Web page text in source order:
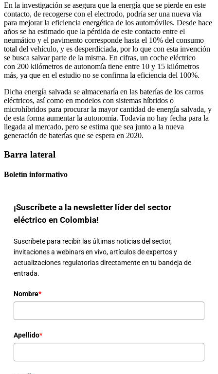
En la investigación se asegura que la energía que se pierde en este
contacto, de recogerse con el electrodo, podría ser una nueva vía
para mejorar la eficiencia energética de los automóviles. Desde hace
años se ha estimado que la pérdida de este contacto entre el
neumático y el pavimento corresponde hasta el 10% del consumo
total del vehículo, y es desperdiciada, por lo que con esta invención
se busca salvar parte de la misma. En cifras, un coche eléctrico
con 200 kilómetros de autonomía tiene entre 10 y 15 kilómetros
más, ya que en el estudio no se confirma la eficiencia del 100%.
Dicha energía salvada se almacenaría en las baterías de los carros
eléctricos, así como en modelos con sistemas híbridos o
microhíbridos para procurar la mayor cantidad de energía salvada, y
de esta forma aumentar la autonomía. Todavía no hay fecha para la
llegada al mercado, pero se estima que sea junto a la nueva
generación de baterías que se espera en 2020.
Barra lateral
Boletín informativo
¡Suscríbete a la newsletter líder del sector
eléctrico en Colombia!
Suscríbete para recibir las últimas noticias del sector,
invitaciones a webinars en vivo, artículos de expertos y
actualizaciones regulatorias directamente en tu bandeja de
entrada.
Nombre*
Apellido*